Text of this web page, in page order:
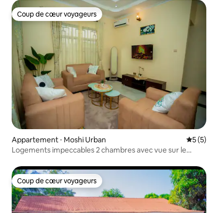
Coup de cœur voyageurs
Coup de cœur voyageurs
Appartement ⋅ Moshi Urban
5 (5)
Logements impeccables 2 chambres avec vue sur le
Coup de cœur voyageurs
Coup de cœur voyageurs